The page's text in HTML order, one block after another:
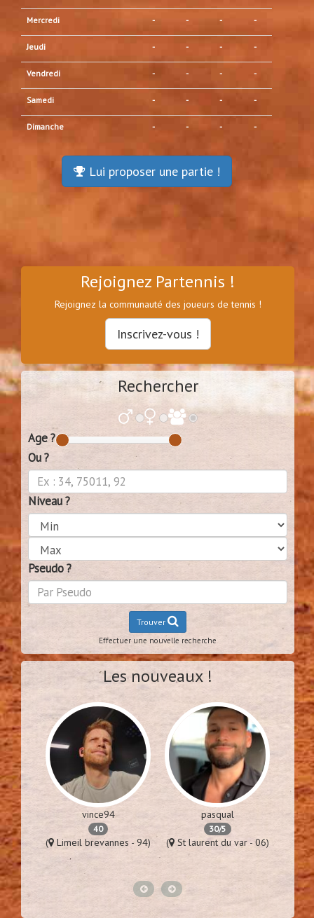
Mercredi - - - -
Jeudi - - - -
Vendredi - - - -
Samedi - - - -
Dimanche - - - -
Lui proposer une partie !
Rejoignez Partennis !
Rejoignez la communauté des joueurs de tennis !
Inscrivez-vous !
Rechercher
Age ?
Ou ?
Niveau ?
Pseudo ?
Trouver
Effectuer une nouvelle recherche
Les nouveaux !
vince94
40
( Limeil brevannes - 94)
pasqual
30/5
( St laurent du var - 06) (